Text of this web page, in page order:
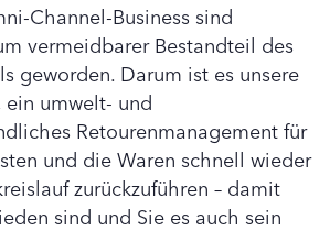
Channel-Business sind
vermeidbarer Bestandteil des
geworden. Darum ist es unsere
umwelt- und
Retourenmanagement für
und die Waren schnell wieder
zurückzuführen – damit
sind und Sie es auch sein